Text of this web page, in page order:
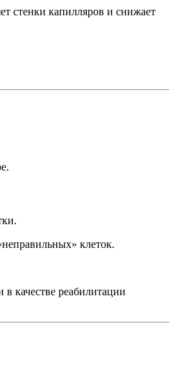
стенки капилляров и снижает
клеток.
качестве реабилитации